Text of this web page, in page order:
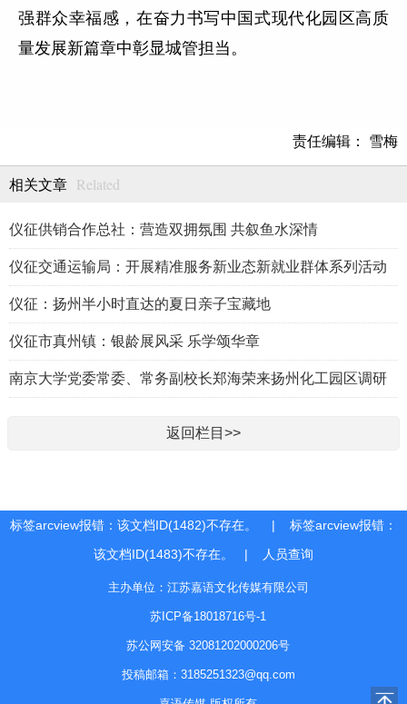
强群众幸福感，在奋力书写中国式现代化园区高质
量发展新篇章中彰显城管担当。
责任编辑： 雪梅
相关文章 Related
仪征供销合作总社：营造双拥氛围 共叙鱼水深情
仪征交通运输局：开展精准服务新业态新就业群体系列活动
仪征：扬州半小时直达的夏日亲子宝藏地
仪征市真州镇：银龄展风采 乐学颂华章
南京大学党委常委、常务副校长郑海荣来扬州化工园区调研
返回栏目>>
标签arcview报错：该文档ID(1482)不存在。 | 标签arcview报错：
该文档ID(1483)不存在。 |
人员查询
主办单位：江苏嘉语文化传媒有限公司
苏ICP备18018716号-1
苏公网安备 32081202000206号
投稿邮箱：3185251323@qq.com